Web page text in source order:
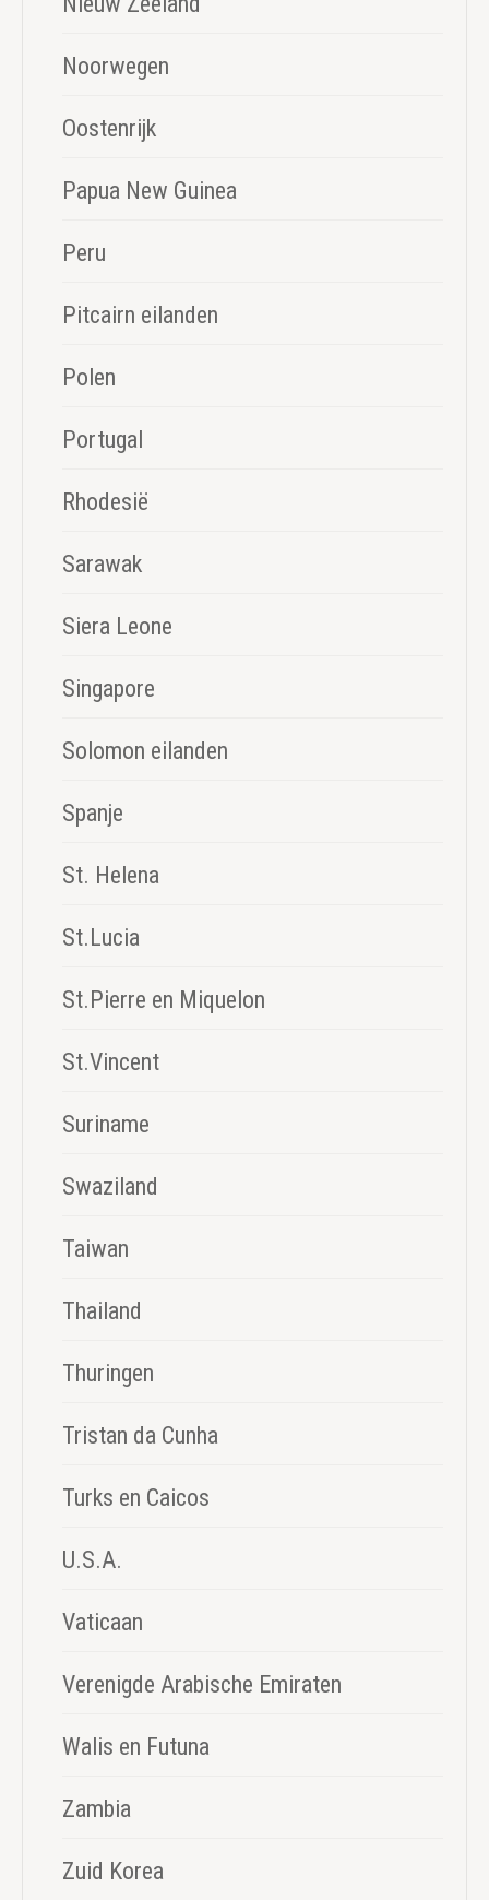
Noorwegen
Oostenrijk
Papua New Guinea
Peru
Pitcairn eilanden
Polen
Portugal
Rhodesië
Sarawak
Siera Leone
Singapore
Solomon eilanden
Spanje
St. Helena
St.Lucia
St.Pierre en Miquelon
St.Vincent
Suriname
Swaziland
Taiwan
Thailand
Thuringen
Tristan da Cunha
Turks en Caicos
U.S.A.
Vaticaan
Verenigde Arabische Emiraten
Walis en Futuna
Zambia
Zuid Korea